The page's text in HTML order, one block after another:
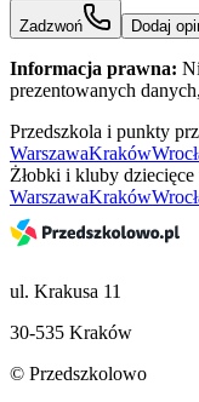
Zadzwoń Dodaj
Informacja prawna:
prezentowanych
Przedszkola i punkty
WarszawaKraków
Żłobki i kluby dziecięce
WarszawaKraków
ul. Krakusa 11
30-535 Kraków
© Przedszkolowo